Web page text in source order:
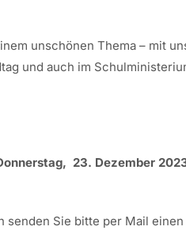
unschönen Thema – mit
und auch im
23. Dezember
Sie bitte per Mail